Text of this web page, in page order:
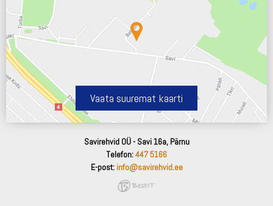
Vaata suuremat kaarti
Savirehvid OÜ - Savi 16a, Pärnu
Telefon:447 5166
E-post: info@savirehvid.ee